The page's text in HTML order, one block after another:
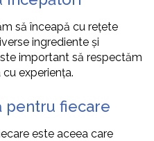
să înceapă cu rețete
ingrediente și
important să respectăm
experiența.
pentru fiecare
este aceea care